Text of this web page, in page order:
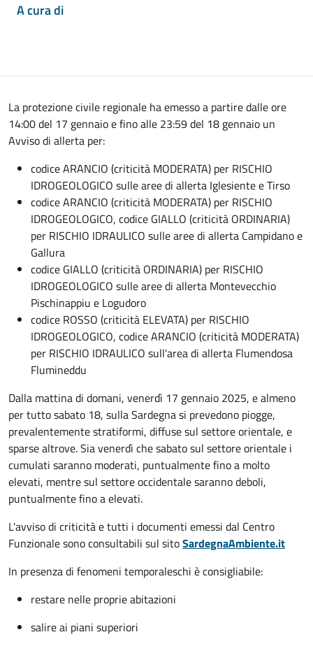
A cura di
La protezione civile regionale ha emesso a partire dalle ore
14:00 del 17 gennaio e fino alle 23:59 del 18 gennaio un
Avviso di allerta per:
codice ARANCIO (criticità MODERATA) per RISCHIO
IDROGEOLOGICO sulle aree di allerta Iglesiente e Tirso
codice ARANCIO (criticità MODERATA) per RISCHIO
IDROGEOLOGICO, codice GIALLO (criticità ORDINARIA)
per RISCHIO IDRAULICO sulle aree di allerta Campidano e
Gallura
codice GIALLO (criticità ORDINARIA) per RISCHIO
IDROGEOLOGICO sulle aree di allerta Montevecchio
Pischinappiu e Logudoro
codice ROSSO (criticità ELEVATA) per RISCHIO
IDROGEOLOGICO, codice ARANCIO (criticità MODERATA)
per RISCHIO IDRAULICO sull'area di allerta Flumendosa
Flumineddu
Dalla mattina di domani, venerdì 17 gennaio 2025, e almeno
per tutto sabato 18, sulla Sardegna si prevedono piogge,
prevalentemente stratiformi, diffuse sul settore orientale, e
sparse altrove. Sia venerdì che sabato sul settore orientale i
cumulati saranno moderati, puntualmente fino a molto
elevati, mentre sul settore occidentale saranno deboli,
puntualmente fino a elevati.
L'avviso di criticità e tutti i documenti emessi dal Centro
Funzionale sono consultabili sul sitoSardegnaAmbiente.it
In presenza di fenomeni temporaleschi è consigliabile:
restare nelle proprie abitazioni
salire ai piani superiori